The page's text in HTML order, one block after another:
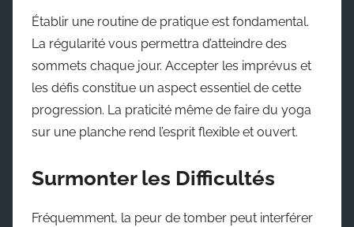
Établir une routine de pratique est fondamental.
La régularité vous permettra d’atteindre des
sommets chaque jour. Accepter les imprévus et
les défis constitue un aspect essentiel de cette
progression. La praticité même de faire du yoga
sur une planche rend l’esprit flexible et ouvert.
Surmonter les Difficultés
Fréquemment, la peur de tomber peut interférer